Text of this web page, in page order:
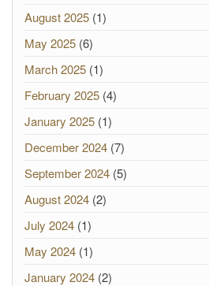
August 2025 (1)
May 2025 (6)
March 2025 (1)
February 2025 (4)
January 2025 (1)
December 2024 (7)
September 2024 (5)
August 2024 (2)
July 2024 (1)
May 2024 (1)
January 2024 (2)